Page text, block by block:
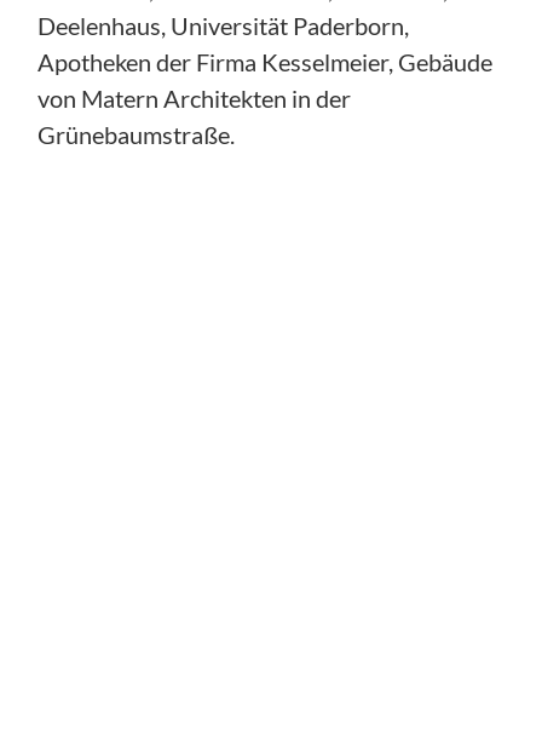
Deelenhaus, Universität Paderborn,
Apotheken der Firma Kesselmeier, Gebäude
von Matern Architekten in der
Grünebaumstraße.